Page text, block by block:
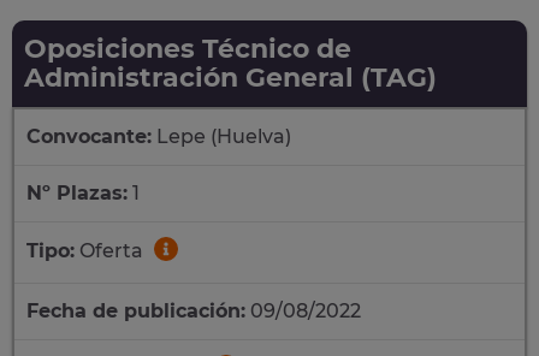
Oposiciones Técnico de
Administración General (TAG)
Convocante: Lepe (Huelva)
Nº Plazas: 1
Tipo: Oferta
Fecha de publicación: 09/08/2022